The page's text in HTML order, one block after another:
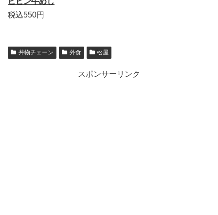
税込550円
丼物チェーン 外食 松屋
スポンサーリンク